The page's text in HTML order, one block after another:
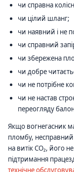
чи справна
чи цілий шланг;
чи наявний і не
чи справний
чи збережена
чи добре
чи не потрібне
чи не настав
переогляду
Якщо вогнегасник
пломбу,
на витік CO₂, його
підтримання
технічне